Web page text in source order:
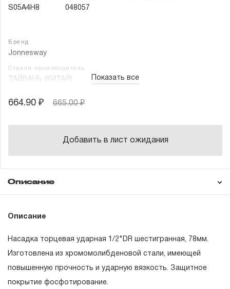
S05A4H8 048057
Бренд
Jonnesway
Страна производитель
ТАЙВАНЬ (КИТАЙ) Показать все
664.90 ₽ 665.00 ₽
Добавить в лист ожидания
Описание
Описание
Насадка торцевая ударная 1/2"DR шестигранная, 78мм.
Изготовлена из хромомолибденовой стали, имеющей
повышенную прочность и ударную вязкость. Защитное
покрытие фосфотирование.
Понятие «ПОЖИЗНЕННАЯ ГАРАНТИЯ».